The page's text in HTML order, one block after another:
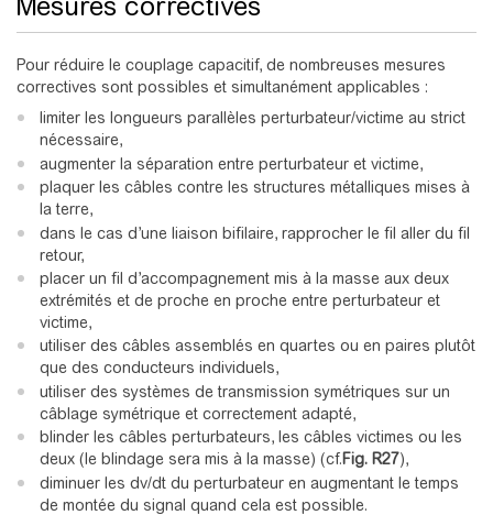
Mesures correctives
Pour réduire le couplage capacitif, de nombreuses mesures
correctives sont possibles et simultanément applicables :
limiter les longueurs parallèles perturbateur/victime au strict
nécessaire,
augmenter la séparation entre perturbateur et victime,
plaquer les câbles contre les structures métalliques mises à
la terre,
dans le cas d’une liaison bifilaire, rapprocher le fil aller du fil
retour,
placer un fil d’accompagnement mis à la masse aux deux
extrémités et de proche en proche entre perturbateur et
victime,
utiliser des câbles assemblés en quartes ou en paires plutôt
que des conducteurs individuels,
utiliser des systèmes de transmission symétriques sur un
câblage symétrique et correctement adapté,
blinder les câbles perturbateurs, les câbles victimes ou les
deux (le blindage sera mis à la masse) (cf.Fig. R27),
diminuer les dv/dt du perturbateur en augmentant le temps
de montée du signal quand cela est possible.